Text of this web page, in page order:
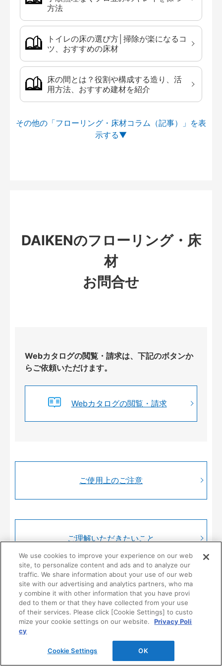
方法
トイレの床の選び方│掃除が楽になるコ
ツ、おすすめの床材
床の間とは？役割や構成する造り、活
用方法、おすすめ建材を紹介
その他の「フローリング・床材コラム（記事）」を
DAIKENのフローリング・床
材
お問合せ
Webカタログの閲覧・請求は、下記のボタンか
らご依頼いただけます。
Webカタログの閲覧・請求
ご使用上のご注意
ご理解いただきたいこと
製品情報・仕様・施工について
製品に関するご質問、ご相談はこちらからお問合せくださ
We use cookies to improve your experience on our web
site, to personalize content and ads and to analyze our
traffic. We share information about your use of our web
site with our advertising and analytics partners, who ma
y combine it with other information that you have provi
ded to them or that they have collected from your use
of their services. Please click [Cookie Settings] to custo
mize your cookie settings on our website.
Privacy Poli
cy
Cookie Settings OK